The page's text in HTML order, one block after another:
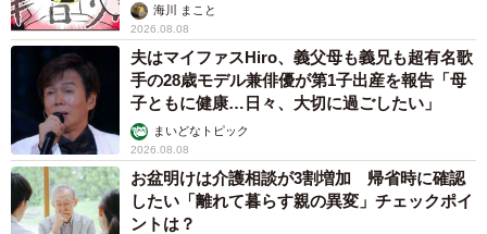
海川 まこと
2026.08.08
夫はマイファスHiro、義父母も義兄も超有名歌
手の28歳モデル兼俳優が第1子出産を報告「母
子ともに健康…日々、大切に過ごしたい」
まいどなトピック
2026.08.08
お盆明けは介護相談が3割増加 帰省時に確認
したい「離れて暮らす親の異変」チェックポイ
ントは？